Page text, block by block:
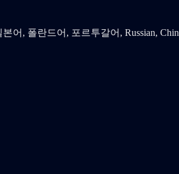
, 폴란드어, 포르투갈어, Russian,